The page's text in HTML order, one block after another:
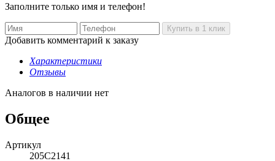
Заполните только имя и телефон!
Добавить комментарий к заказу
Характеристики
Отзывы
Аналогов в наличии нет
Общее
Артикул
205C2141